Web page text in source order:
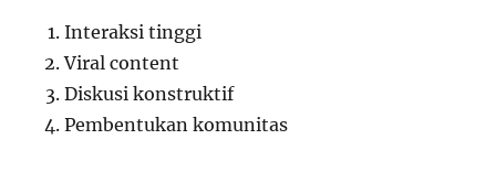
Interaksi tinggi
Viral content
Diskusi konstruktif
Pembentukan komunitas